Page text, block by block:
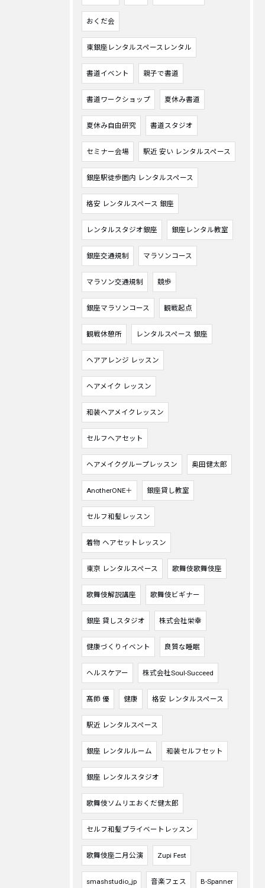
おくだ会
東銀座レンタルスペースレンタル
書道イベント 親子で書道
書道ワークショップ 夏休み書道
夏休み自由研究 書道スタジオ
セミナー会場 駅近 安い レンタルスペース
銀座駅徒歩圏内 レンタルスペース
格安 レンタルスペース 銀座
レンタルスタジオ銀座 銀座レンタル教室
銀座交通規制 マラソンコース
マラソン交通規制 競歩
銀座マラソンコース 観戦起点
観戦休憩所 レンタルスペース 銀座
ヘアアレンジ レッスン
ヘアメイク レッスン
和装ヘアメイクレッスン
セルフヘアセット
ヘアメイクグループレッスン 奥田健太郎
AnotherONE＋ 銀座貸し教室
セルフ和髪レッスン
着物 ヘアセットレッスン
東京 レンタルスペース 歌舞伎歌舞伎座
歌舞伎解説講座 歌舞伎ビギナー
銀座 貸しスタジオ 株式会社栄幸
健康づくりイベント 良質な睡眠
ヘルスケアー 株式会社Soul-Succeed
髙師 優 健康 格安 レンタルスペース
駅近 レンタルスペース
銀座 レンタルルーム 和装セルフセット
銀座 レンタルスタジオ
歌舞伎ソムリエおくだ健太郎
セルフ和髪プライベートレッスン
歌舞伎座二月公演 Zupi Fest
smashstudio_jp 音楽フェス B-Spanner